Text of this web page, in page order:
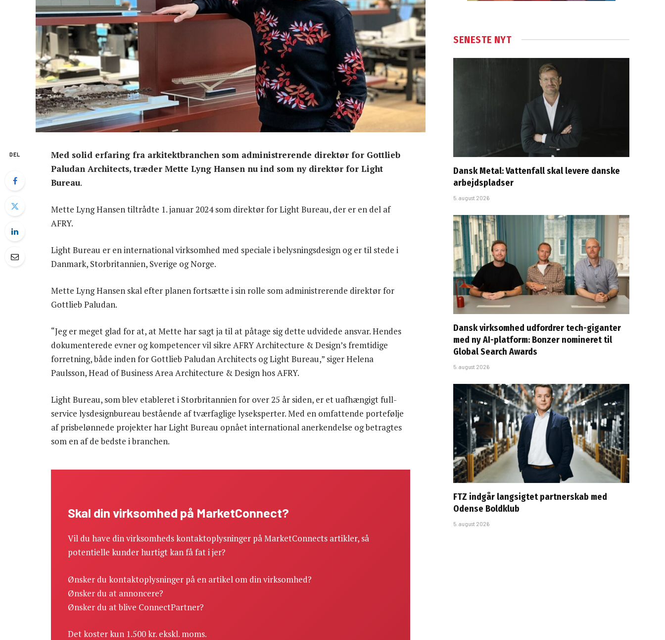
DEL
Med solid erfaring fra arkitektbranchen som administrerende direktør for Gottlieb
Paludan Architects, træder Mette Lyng Hansen nu ind som ny direktør for Light
Bureau.
Mette Lyng Hansen tiltrådte 1. januar 2024 som direktør for Light Bureau, der er en del af
AFRY.
Light Bureau er en international virksomhed med speciale i belysningsdesign og er til stede i
Danmark, Storbritannien, Sverige og Norge.
Mette Lyng Hansen skal efter planen fortsætte i sin rolle som administrerende direktør for
Gottlieb Paludan.
“Jeg er meget glad for at, at Mette har sagt ja til at påtage sig dette udvidede ansvar. Hendes
dokumenterede evner og kompetencer vil sikre AFRY Architecture & Design’s fremtidige
forretning, både inden for Gottlieb Paludan Architects og Light Bureau,” siger Helena
Paulsson, Head of Business Area Architecture & Design hos AFRY.
Light Bureau, som blev etableret i Storbritannien for over 25 år siden, er et uafhængigt full-
service lysdesignbureau bestående af tværfaglige lyseksperter. Med en omfattende portefølje
af prisbelønnede projekter har Light Bureau opnået international anerkendelse og betragtes
som en af de bedste i branchen.
Skal din virksomhed på MarketConnect?
Vil du have din virksomheds kontaktoplysninger på MarketConnects artikler, så
potentielle kunder hurtigt kan få fat i jer?
Ønsker du kontaktoplysninger på en artikel om din virksomhed?
Ønsker du at annoncere?
Ønsker du at blive ConnectPartner?
Det koster kun 1.500 kr. ekskl. moms.
SENESTE NYT
Dansk Metal: Vattenfall skal levere danske
arbejdspladser
5. august 2026
Dansk virksomhed udfordrer tech-giganter
med ny AI-platform: Bonzer nomineret til
Global Search Awards
5. august 2026
FTZ indgår langsigtet partnerskab med
Odense Boldklub
5. august 2026